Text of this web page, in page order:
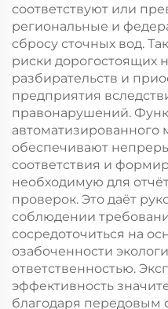
соответствуют или
региональные и
сбросу сточных вод.
риски дорогостоящих
разбирательств и
предприятия
правонарушений.
автоматизированного
обеспечивают
соответствия и
необходимую для
проверок. Это даёт
соблюдении
сосредоточиться на
озабоченности
ответственностью.
эффективность
благодаря передовым